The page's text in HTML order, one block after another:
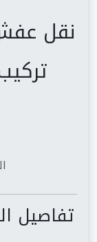
نقل
تفاصيل